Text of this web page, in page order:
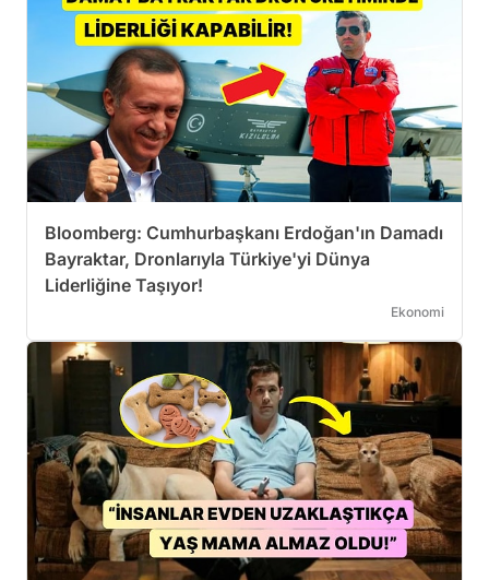
Bloomberg: Cumhurbaşkanı Erdoğan'ın Damadı
Bayraktar, Dronlarıyla Türkiye'yi Dünya
Liderliğine Taşıyor!
Ekonomi